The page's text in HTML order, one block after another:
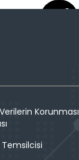
Korunması